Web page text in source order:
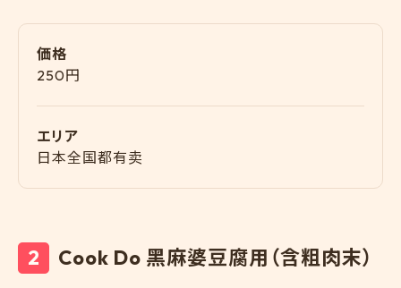
饭搭配也非常完美，淋在米饭上能让辣味和浓郁的口感更
加突出，刺激食欲。
宗感一定会让你大吃一惊。而且，它非常方便，忙碌的一天
中只需要加热几分钟，你就能享受到正宗的麻辣豆腐，这种
味的朋友，我强烈推荐。它太好吃了，以至于你会想反复吃，
因此我已经习惯储存它了。即便在忙碌的日子里，也能轻松
価格
250円
エリア
日本全国都有卖
Cook Do 黑麻婆豆腐用（含粗肉末）